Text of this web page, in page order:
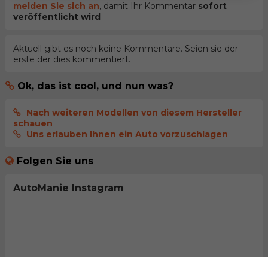
melden Sie sich an, damit Ihr Kommentar sofort
veröffentlicht wird
Aktuell gibt es noch keine Kommentare. Seien sie der
erste der dies kommentiert.
Ok, das ist cool, und nun was?
Nach weiteren Modellen von diesem Hersteller
schauen
Uns erlauben Ihnen ein Auto vorzuschlagen
Folgen Sie uns
AutoManie Instagram